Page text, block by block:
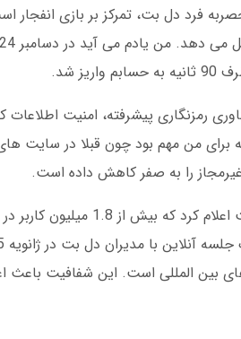
شد.
برای من مهم بود چون قبلا در سایت
را به صفر کاهش داده است.
بین المللی است. این شفافیت باعث